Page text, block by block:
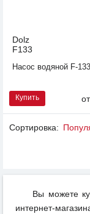
Dolz
F133
Насос водяной F-133
Купить от
Сортировка:
Вы можете
интернет-